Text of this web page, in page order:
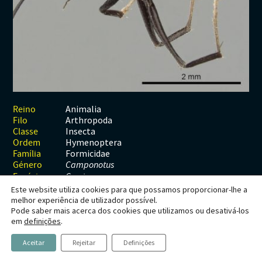
Reino
Animalia
Filo
Arthropoda
Classe
Insecta
Ordem
Hymenoptera
Família
Formicidae
Género
Camponotus
Espécie C. micans
Camponotus micans
Este website utiliza cookies para que possamos proporcionar-lhe a
melhor experiência de utilizador possível.
Pode saber mais acerca dos cookies que utilizamos ou desativá-los
em definições.
Aceitar Rejeitar Definições
ContactosArtrópodes
Aracnídeos
Crustáceos
Diplópodes
Cnidários
Cordados
Anfíbios
Tunicados
Equinodermes
Angiospérmicas
Briófitas
Gimnospérmicas
Pteridófitas
Fungos
Ascomicetes
Basidiomicetes
Anelídeos
Artrópodes
Braquiópodes
Cnidários
Peixes
Répteis
Plantas
Gimnospérmicas
Pteridófitas
Chromista
Glossário
Revista Naturae digital
Financiamento